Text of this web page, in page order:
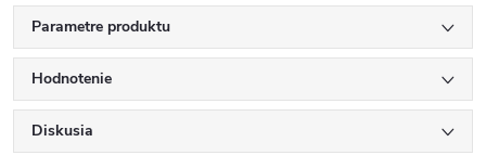
Parametre produktu
Hodnotenie
Diskusia